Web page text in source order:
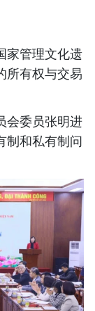
家管理文化遗
所有权与交易
会委员张明进
制和私有制问